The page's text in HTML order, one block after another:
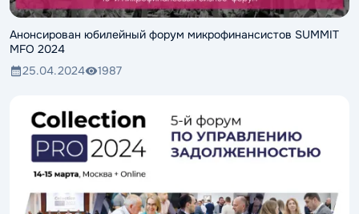
Анонсирован юбилейный форум микрофинансистов SUMMIT
MFO 2024
25.04.2024
1987